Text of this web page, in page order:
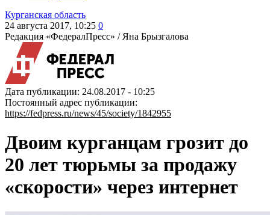
Курганская область
24 августа 2017, 10:25 0
Редакция «ФедералПресс» / Яна Брызгалова
Дата публикации: 24.08.2017 - 10:25
Постоянный адрес публикации:
https://fedpress.ru/news/45/society/1842955
Двоим курганцам грозит до
20 лет тюрьмы за продажу
«скорости» через интернет